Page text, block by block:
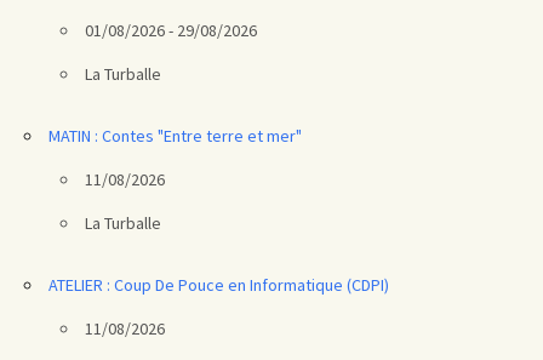
01/08/2026 - 29/08/2026
La Turballe
MATIN : Contes "Entre terre et mer"
11/08/2026
La Turballe
ATELIER : Coup De Pouce en Informatique (CDPI)
11/08/2026